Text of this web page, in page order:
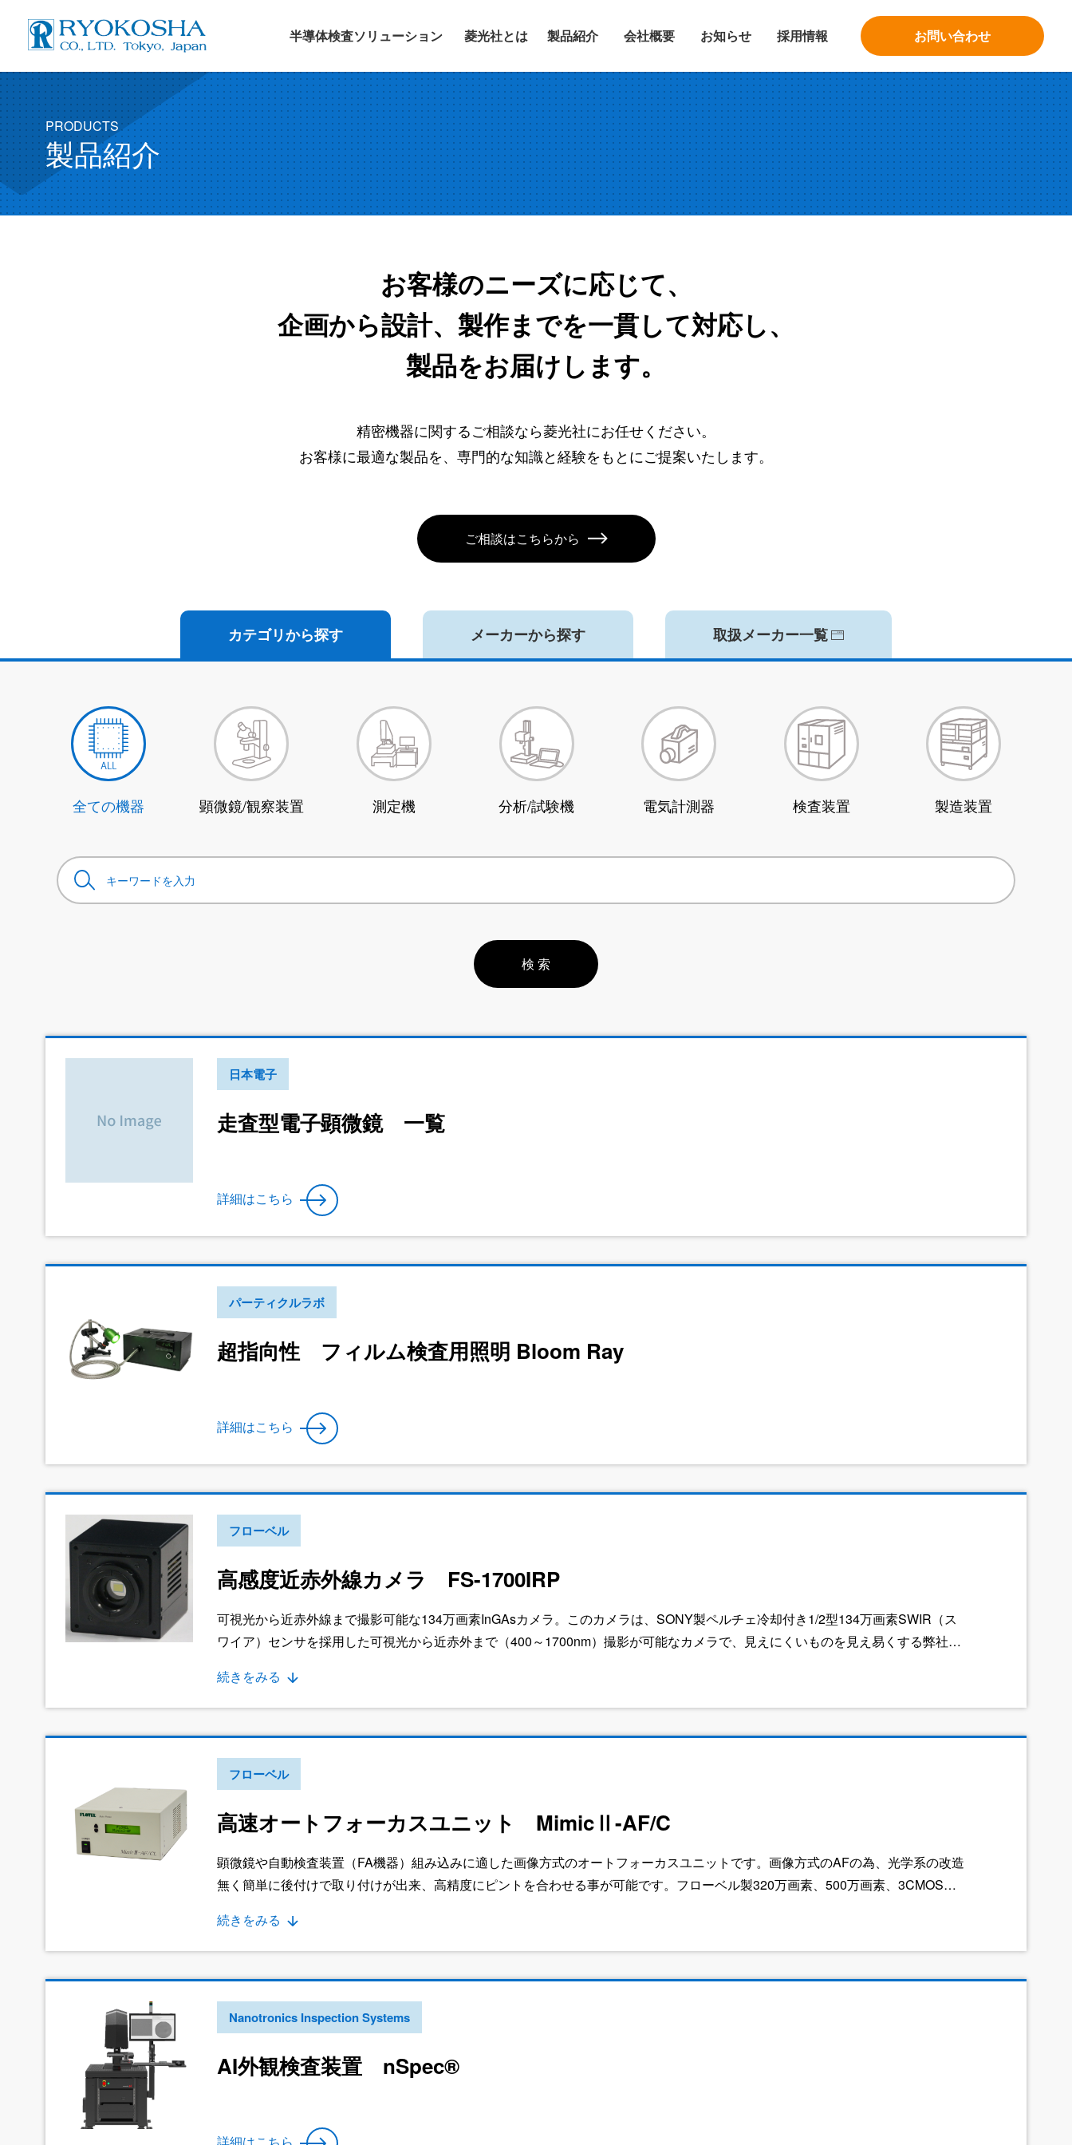
半導体検査ソリューション 菱光社とは 製品紹介 会社概要 お知らせ 採用情報 お問い合わせ
PRODUCTS
製品紹介
お客様のニーズに応じて、
企画から設計、製作までを⼀貫して対応し、
製品をお届けします。
精密機器に関するご相談なら菱光社にお任せください。
お客様に最適な製品を、専門的な知識と経験をもとにご提案いたします。
ご相談はこちらから
カテゴリから探す メーカーから探す 取扱メーカー一覧
全ての機器 顕微鏡/観察装置 測定機 分析/試験機 電気計測器 検査装置 製造装置
検 索
日本電子
走査型電子顕微鏡 一覧
詳細はこちら
パーティクルラボ
超指向性 フィルム検査用照明 Bloom Ray
詳細はこちら
フローベル
高感度近赤外線カメラ FS-1700IRP
可視光から近赤外線まで撮影可能な134万画素InGAsカメラ。このカメラは、SONY製ペルチェ冷却付き1/2型134万画素SWIR（ス
ワイア）センサを採用した可視光から近赤外まで（400～1700nm）撮影が可能なカメラで、見えにくいものを見え易くする弊社独
ます。
続きをみる
フローベル
高速オートフォーカスユニット MimicⅡ-AF/C
顕微鏡や自動検査装置（FA機器）組み込みに適した画像方式のオートフォーカスユニットです。画像方式のAFの為、光学系の改造
無く簡単に後付けで取り付けが出来、高精度にピントを合わせる事が可能です。フローベル製320万画素、500万画素、3CMOS、
続きをみる
Nanotronics Inspection Systems
AI外観検査装置 nSpec®
詳細はこちら